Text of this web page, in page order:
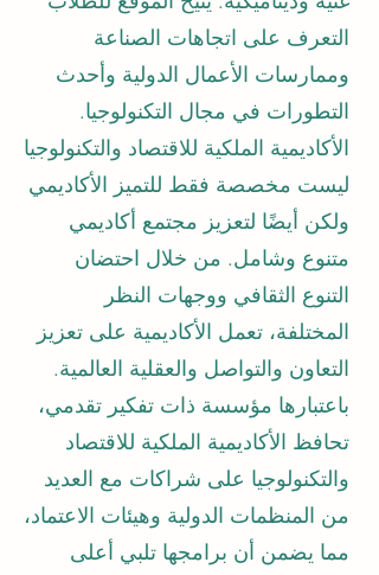
التعرف على اتجاهات الصناعة
وممارسات الأعمال الدولية وأحدث
التطورات في مجال التكنولوجيا.
الأكاديمية الملكية للاقتصاد والتكنولوجيا
ليست مخصصة فقط للتميز الأكاديمي
ولكن أيضًا لتعزيز مجتمع أكاديمي
متنوع وشامل. من خلال احتضان
التنوع الثقافي ووجهات النظر
المختلفة، تعمل الأكاديمية على تعزيز
التعاون والتواصل والعقلية العالمية.
باعتبارها مؤسسة ذات تفكير تقدمي،
تحافظ الأكاديمية الملكية للاقتصاد
والتكنولوجيا على شراكات مع العديد
من المنظمات الدولية وهيئات الاعتماد،
مما يضمن أن برامجها تلبي أعلى